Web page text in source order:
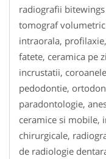
radiografii
tomograf
intraorala,
fatete, ceramica pe
incrustatii,
pedodontie,
paradontologie,
ceramice si mobile,
chirurgicale,
de radiologie